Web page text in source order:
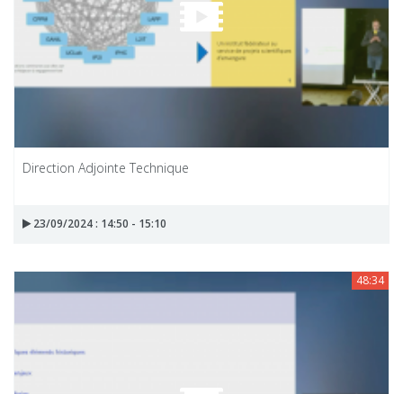
Direction Adjointe Technique
23/09/2024 : 14:50 - 15:10
48:34